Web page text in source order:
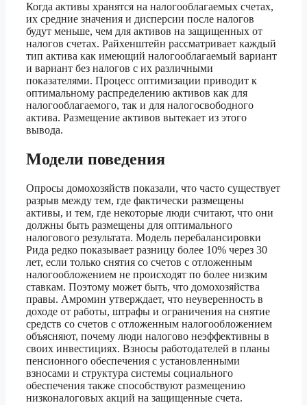
Когда активы хранятся на налогооблагаемых счетах,
их средние значения и дисперсии после налогов
будут меньше, чем для активов на защищенных от
налогов счетах. Райхенштейн рассматривает каждый
тип актива как имеющий налогооблагаемый вариант
и вариант без налогов с их различными
показателями. Процесс оптимизации приводит к
оптимальному распределению активов как для
налогооблагаемого, так и для налогосвободного
актива. Размещение активов вытекает из этого
вывода.
Модели поведения
Опросы домохозяйств показали, что часто существует
разрыв между тем, где фактически размещены
активы, и тем, где некоторые люди считают, что они
должны быть размещены для оптимального
налогового результата. Модель перебалансировки
Рида редко показывает разницу более 10% через 30
лет, если только снятия со счетов с отложенным
налогообложением не происходят по более низким
ставкам. Поэтому может быть, что домохозяйства
правы. Амромин утверждает, что неуверенность в
доходе от работы, штрафы и ограничения на снятие
средств со счетов с отложенным налогообложением
объясняют, почему люди налогово неэффективны в
своих инвестициях. Взносы работодателей в планы
пенсионного обеспечения с установленными
взносами и структура системы социального
обеспечения также способствуют размещению
низконалоговых акций на защищенные счета.